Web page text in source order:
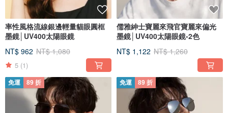
率性風格流線銀邊輕量貓眼圓框
墨鏡│UV400太陽眼鏡
NT$ 962 NT$ 1,080
5 (1)
儒雅紳士寶麗來飛官寶麗來偏光
墨鏡│UV400太陽眼鏡-2色
NT$ 1,122 NT$ 1,260
免運 89 折 免運 89 折